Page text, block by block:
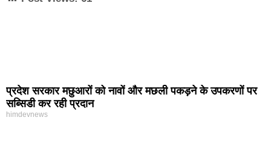
प्रदेश सरकार मछुआरों को नावों और मछली पकड़ने के उपकरणों पर
सब्सिडी कर रही प्रदान
himdevnews